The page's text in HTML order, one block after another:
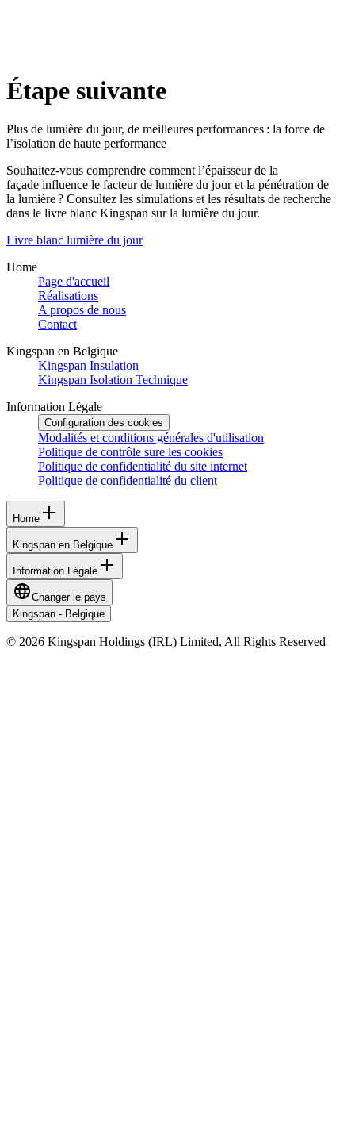
Étape suivante
Plus de lumière du jour, de meilleures performances : la force de
l’isolation de haute performance
Souhaitez‑vous comprendre comment l’épaisseur de la
façade influence le facteur de lumière du jour et la pénétration de
la lumière ? Consultez les simulations et les résultats de recherche
dans le livre blanc Kingspan sur la lumière du jour.
Livre blanc lumière du jour
Home
Page d'accueil
Réalisations
A propos de nous
Contact
Kingspan en Belgique
Kingspan Insulation
Kingspan Isolation Technique
Information Légale
Configuration des cookies
Modalités et conditions générales d'utilisation
Politique de contrôle sure les cookies
Politique de confidentialité du site internet
Politique de confidentialité du client
Home
Kingspan en Belgique
Information Légale
Changer le pays
Kingspan - Belgique
© 2026 Kingspan Holdings (IRL) Limited, All Rights Reserved